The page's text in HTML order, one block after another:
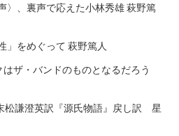
〉、裏声で応えた小林秀雄 萩野篤
」をめぐって 萩野篤人
はザ・バンドのものとなるだろう
謙澄英訳『源氏物語』戻し訳 星